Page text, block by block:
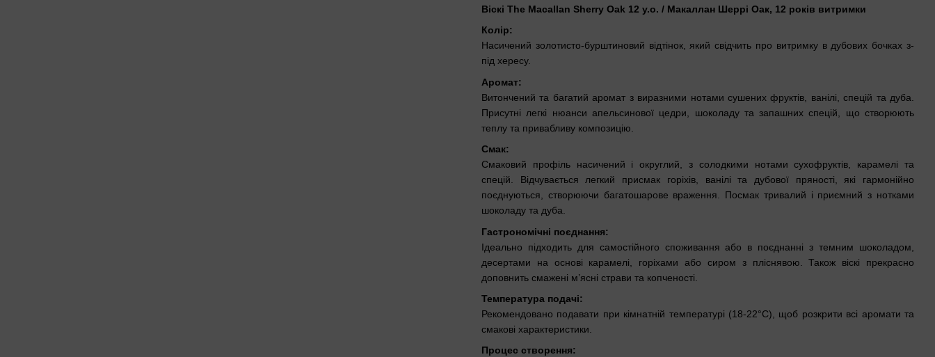
Віскі The Macallan Sherry Oak 12 y.o. / Макаллан Шеррі Оак, 12 років витримки
Колір:
Насичений золотисто-бурштиновий відтінок, який свідчить про витримку в дубових бочках з-
під хересу.
Аромат:
Витончений та багатий аромат з виразними нотами сушених фруктів, ванілі, спецій та дуба.
Присутні легкі нюанси апельсинової цедри, шоколаду та запашних спецій, що створюють
теплу та привабливу композицію.
Смак:
Смаковий профіль насичений і округлий, з солодкими нотами сухофруктів, карамелі та
спецій. Відчувається легкий присмак горіхів, ванілі та дубової пряності, які гармонійно
поєднуються, створюючи багатошарове враження. Посмак тривалий і приємний з нотками
шоколаду та дуба.
Гастрономічні поєднання:
Ідеально підходить для самостійного споживання або в поєднанні з темним шоколадом,
десертами на основі карамелі, горіхами або сиром з пліснявою. Також віскі прекрасно
доповнить смажені м’ясні страви та копченості.
Температура подачі:
Рекомендовано подавати при кімнатній температурі (18-22°C), щоб розкрити всі аромати та
смакові характеристики.
Процес створення: